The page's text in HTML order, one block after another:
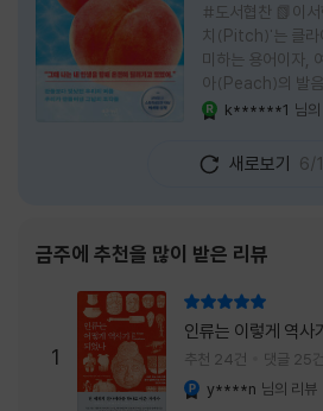
#도서협찬 📗이서
치(Pitch)'는 클라
미하는 용어이자,
아(Peach)의 발음
중의적인 제목 안
럼 가장 달콤하고
그 여름도 끝이 있
피치』는 끝나가는
의미하는 제목이
잃어버린 다섯 인
👧연인에게 이별
댓글로 인해 카메
튜버
k******1 님
새로보기 6/
금주에 추천을 많이 받은 리뷰
1
인류는 이렇게 역사가 되었다 <
역사가 되었나>
추천 24건 댓글 25건
y****n 님의 리뷰